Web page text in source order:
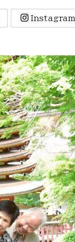
Instagram